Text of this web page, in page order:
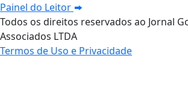
Painel do Leitor
Todos os direitos reservados ao Jornal
Associados LTDA
Termos de Uso e Privacidade